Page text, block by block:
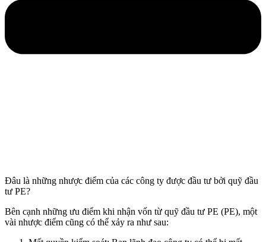
Đâu là những nhược điểm của các công ty được đầu tư bởi quỹ đầu
tư PE?
Bên cạnh những ưu điểm khi nhận vốn từ quỹ đầu tư PE (PE), một
vài nhược điểm cũng có thể xảy ra như sau: